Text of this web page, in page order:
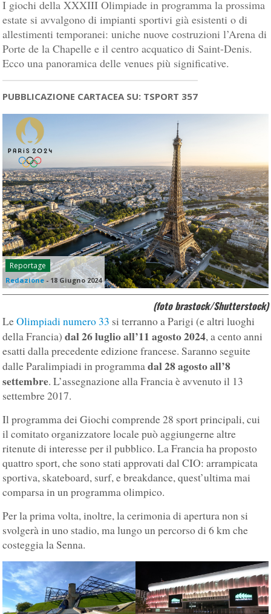
I giochi della XXXIII Olimpiade in programma la prossima
estate si avvalgono di impianti sportivi già esistenti o di
allestimenti temporanei: uniche nuove costruzioni l’Arena di
Porte de la Chapelle e il centro acquatico di Saint-Denis.
Ecco una panoramica delle venues più significative.
PUBBLICAZIONE CARTACEA SU: TSPORT 357
Reportage
Redazione - 18 Giugno 2024
(foto brastock/Shutterstock)
LeOlimpiadi numero 33 si terranno a Parigi (e altri luoghi
della Francia)dal 26 luglio all’11 agosto 2024, a cento anni
esatti dalla precedente edizione francese. Saranno seguite
dalle Paralimpiadi in programmadal 28 agosto all’8
settembre. L’assegnazione alla Francia è avvenuto il 13
settembre 2017.
Il programma dei Giochi comprende 28 sport principali, cui
il comitato organizzatore locale può aggiungerne altre
ritenute di interesse per il pubblico. La Francia ha proposto
quattro sport, che sono stati approvati dal CIO: arrampicata
sportiva, skateboard, surf, e breakdance, quest’ultima mai
comparsa in un programma olimpico.
Per la prima volta, inoltre, la cerimonia di apertura non si
svolgerà in uno stadio, ma lungo un percorso di 6 km che
costeggia la Senna.